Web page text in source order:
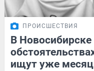
ПРОИСШЕСТВИЯ
В
ищут уже месяц